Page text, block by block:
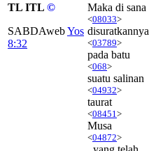
TL ITL ©
SABDAwebYos
8:32
Maka di sana
<08033>
disuratkannya
<03789>
pada batu
<068>
suatu salinan
<04932>
taurat
<08451 >
Musa
<04872>